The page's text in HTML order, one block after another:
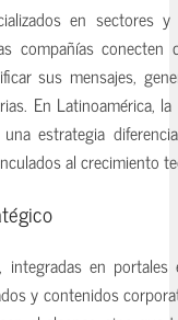
en sectores
compañías conecten
sus mensajes,
En Latinoamérica,
estrategia
al crecimiento
en portales
y contenidos